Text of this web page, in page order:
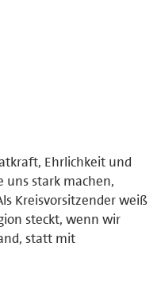
Ehrlichkeit und
uns stark machen,
Kreisvorsitzender weiß
steckt, wenn wir
statt mit